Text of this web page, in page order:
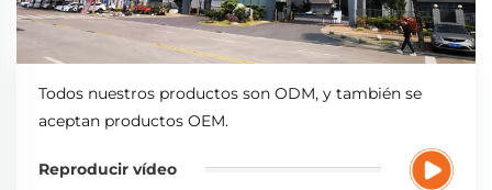
Todos nuestros productos son ODM, y también se
aceptan productos OEM.
Reproducir vídeo